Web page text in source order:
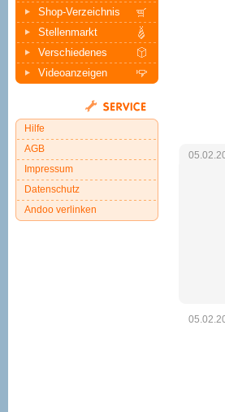
Shop-Verzeichnis
Stellenmarkt
Verschiedenes
Videoanzeigen
Hilfe
AGB
Impressum
Datenschutz
Andoo verlinken